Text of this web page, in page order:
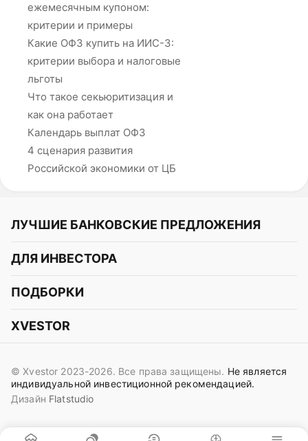
ежемесячным купоном:
критерии и примеры
Какие ОФЗ купить на ИИС-3:
критерии выбора и налоговые
льготы
Что такое секьюритизация и
как она работает
Календарь выплат ОФЗ
4 сценария развития
Российской экономики от ЦБ
ЛУЧШИЕ БАНКОВСКИЕ ПРЕДЛОЖЕНИЯ
Альфа-Банк
СБЕР
Газпромбанк
OZON Банк
Совкомбанк
ДЛЯ ИНВЕСТОРА
Курс акций
Курс облигаций
Прогнозы на криптовалюты
Идеи инвест аналитиков
Сигналы трейдеров
ПОДБОРКИ
Подборки акций
Подборки облигаций
XVESTOR
Вконтакте
Поддержка в Telegram
Контакты
© Xvestor 2023-2026. Все права защищены. Не является
индивидуальной инвестиционной рекомендацией.
Дизайн Flatstudio